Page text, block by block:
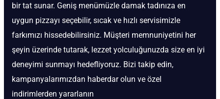
bir tat sunar. Geniş menümüzle damak tadınıza en
uygun pizzayı seçebilir, sıcak ve hızlı servisimizle
farkımızı hissedebilirsiniz. Müşteri memnuniyetini her
şeyin üzerinde tutarak, lezzet yolculuğunuzda size en iyi
deneyimi sunmayı hedefliyoruz. Bizi takip edin,
kampanyalarımızdan haberdar olun ve özel
indirimlerden yararlanın